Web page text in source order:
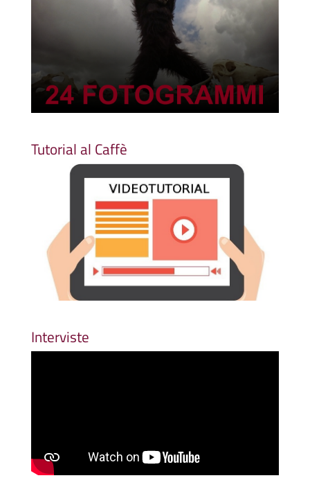
Tutorial al Caffè
Interviste